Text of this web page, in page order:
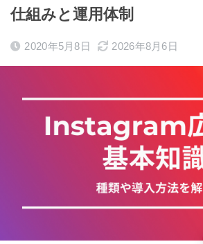
仕組みと運用体制
2020年5月8日 2026年8月6日